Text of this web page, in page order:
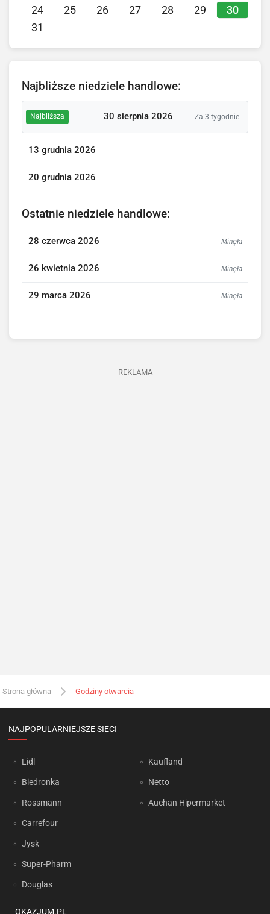
24
25 26 27 28 29 30
31
Najbliższe niedziele handlowe:
Najbliższa 30 sierpnia 2026 Za 3 tygodnie
13 grudnia 2026
20 grudnia 2026
Ostatnie niedziele handlowe:
28 czerwca 2026 Minęła
26 kwietnia 2026 Minęła
29 marca 2026 Minęła
REKLAMA
Strona główna Godziny otwarcia
NAJPOPULARNIEJSZE SIECI
Lidl
Biedronka
Rossmann
Carrefour
Jysk
Super-Pharm
Douglas
Kaufland
Netto
Auchan Hipermarket
OKAZJUM.PL